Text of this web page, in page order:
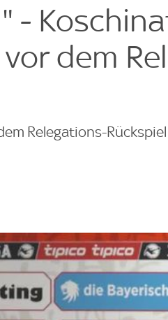
-
dem
Relegations-